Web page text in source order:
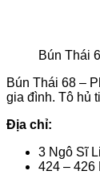
Bún Thái
Bún Thái 68 –
gia đình. Tô hủ
Địa chỉ:
3 Ngô Sĩ
424 – 426